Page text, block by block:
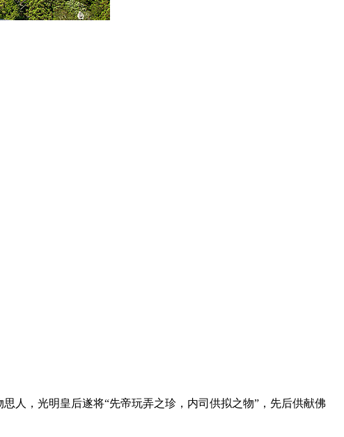
人，光明皇后遂将“先帝玩弄之珍，内司供拟之物”，先后供献佛